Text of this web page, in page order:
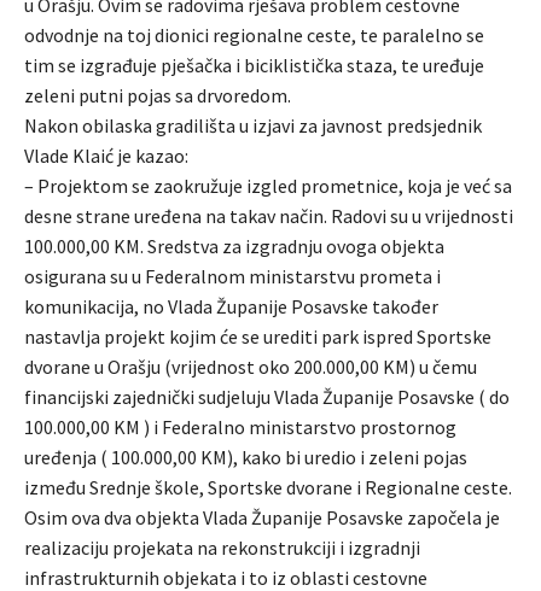
odvodnje na toj dionici regionalne ceste, te paralelno se
tim se izgrađuje pješačka i biciklistička staza, te uređuje
zeleni putni pojas sa drvoredom.
Nakon obilaska gradilišta u izjavi za javnost predsjednik
Vlade Klaić je kazao:
– Projektom se zaokružuje izgled prometnice, koja je već sa
desne strane uređena na takav način. Radovi su u vrijednosti
100.000,00 KM. Sredstva za izgradnju ovoga objekta
osigurana su u Federalnom ministarstvu prometa i
komunikacija, no Vlada Županije Posavske također
nastavlja projekt kojim će se urediti park ispred Sportske
dvorane u Orašju (vrijednost oko 200.000,00 KM) u čemu
financijski zajednički sudjeluju Vlada Županije Posavske ( do
100.000,00 KM ) i Federalno ministarstvo prostornog
uređenja ( 100.000,00 KM), kako bi uredio i zeleni pojas
između Srednje škole, Sportske dvorane i Regionalne ceste.
Osim ova dva objekta Vlada Županije Posavske započela je
realizaciju projekata na rekonstrukciji i izgradnji
infrastrukturnih objekata i to iz oblasti cestovne